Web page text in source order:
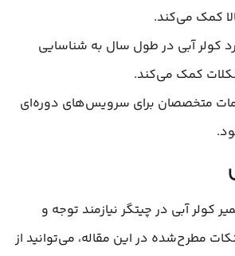
کمک می‌کند.
کولر آبی در طول سال به شناسایی
کمک می‌کند.
متخصصان برای سرویس‌های دوره‌ای
کولر آبی در چیتگر نیازمند توجه و
مطرح‌شده در این مقاله، می‌توانید از